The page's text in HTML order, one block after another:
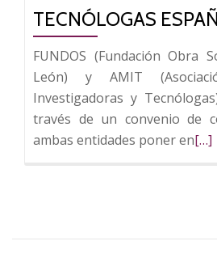
TECNÓLOGAS
FUNDOS (Fundación Obra
León) y AMIT
Investigadoras y
través de un convenio de
ambas entidades poner enLeer
[…]